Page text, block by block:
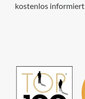
kostenlos informiert.